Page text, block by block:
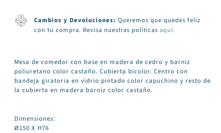
Cambios y Devoluciones:Queremos que quedes feliz
con tu compra. Revisa nuestras políticasaquí.
Mesa de comedor con base en madera de cedro y barniz
poliuretano color castaño. Cubierta bicolor. Centro con
bandeja giratoria en vidrio pintado color capuchino y resto de
la cubierta en madera barniz color castaño.
Dimensiones:
Ø150 X H76